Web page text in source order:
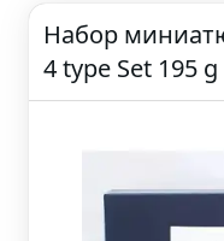
Набор
4 type Set 195 g